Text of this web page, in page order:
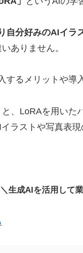
自分好みのAIイラ
ありません。
するメリットや導
、LoRAを用い
ラストや写真表
＼生成AIを活用して